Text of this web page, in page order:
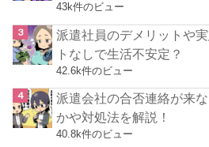
43k件のビュー
派遣社員のデメリットや
トなしで生活不安定？
42.6k件のビュー
派遣会社の合否連絡が来
かや対処法を解説！
40.8k件のビュー